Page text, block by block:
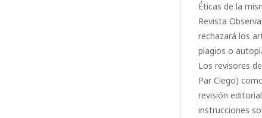
Éticas de la
Revista
rechazará los
plagios o
Los revisores
Par Ciego)
revisión
instrucciones